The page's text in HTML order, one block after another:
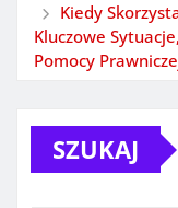
Kiedy
Kluczowe
Pomocy
SZUKAJ